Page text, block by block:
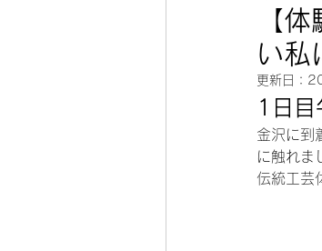
観光モデルコー
【
い私
更新日：
1日目
金沢に到
に触れま
伝統工芸